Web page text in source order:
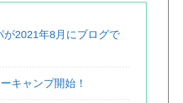
2021年8月にブログで
キャンプ開始！